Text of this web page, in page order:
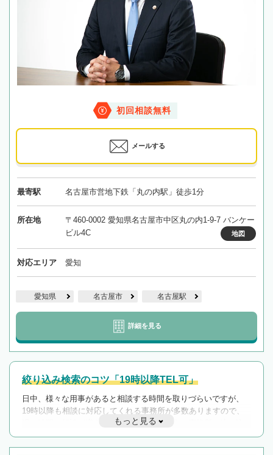
初回相談無料
メールする
最寄駅 名古屋市営地下鉄「丸の内駅」徒歩1分
所在地
〒460-0002 愛知県名古屋市中区丸の内1-9-7 バンケー
ビル4C
地図
対応エリア 愛知
愛知県 名古屋市 名古屋駅
詳細を見る
絞り込み検索のコツ「19時以降TEL可」
日中、様々な用事があると相談する時間を取りづらいですが、
19時以降も相談に対応してくれる事務所が多数ありますので、
遅い時間の相談が増えそうな場合はそのような事務所に絞り込
んで検索してみましょう。
もっと見る